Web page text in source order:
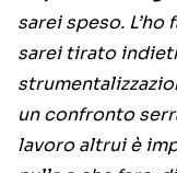
sarei speso.
sarei tirato
un confronto
lavoro altrui è